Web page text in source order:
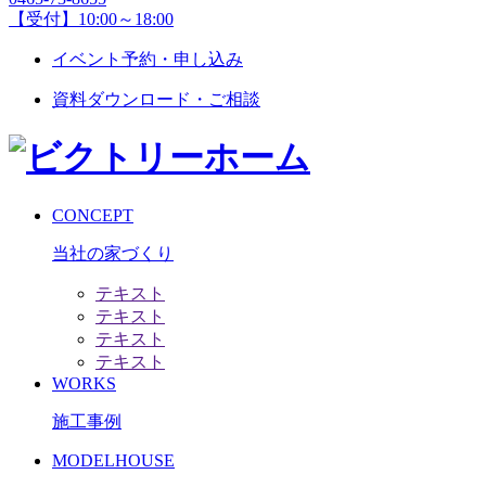
【受付】10:00～18:00
イベント予約・申し込み
資料ダウンロード・ご相談
CONCEPT
当社の家づくり
テキスト
テキスト
テキスト
テキスト
WORKS
施工事例
MODELHOUSE